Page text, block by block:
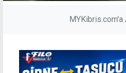
MYKibris.com'a